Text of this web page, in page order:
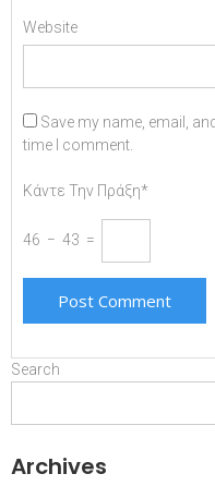
Website
Save my name, email,
time I comment.
Κάντε Την Πράξη*
46 − 43 =
Search
Archives